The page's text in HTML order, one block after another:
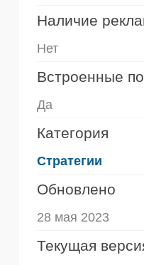
Наличие
Нет
Встроенные
Да
Категория
Стратегии
Обновлено
28 мая 2023
Текущая